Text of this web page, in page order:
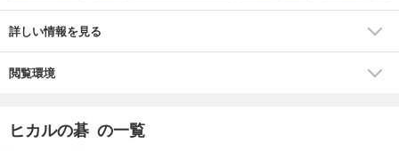
詳しい情報を見る
閲覧環境
ヒカルの碁 の一覧
459円 (税込)
完結
カート
試し読み
459
円 (税込)